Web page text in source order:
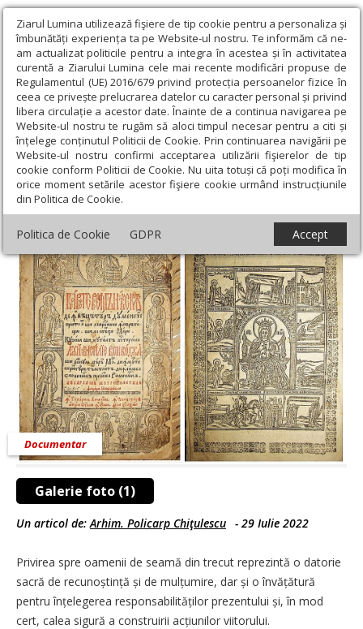
Ziarul Lumina utilizează fişiere de tip cookie pentru a personaliza și
îmbunătăți experiența ta pe Website-ul nostru. Te informăm că ne-
am actualizat politicile pentru a integra în acestea și în activitatea
curentă a Ziarului Lumina cele mai recente modificări propuse de
Regulamentul (UE) 2016/679 privind protecția persoanelor fizice în
ceea ce privește prelucrarea datelor cu caracter personal și privind
libera circulație a acestor date. Înainte de a continua navigarea pe
Website-ul nostru te rugăm să aloci timpul necesar pentru a citi și
înțelege conținutul Politicii de Cookie. Prin continuarea navigării pe
Website-ul nostru confirmi acceptarea utilizării fişierelor de tip
cookie conform Politicii de Cookie. Nu uita totuși că poți modifica în
orice moment setările acestor fişiere cookie urmând instrucțiunile
din Politica de Cookie.
Politica de Cookie GDPR Accept
Ziarul Lumina › Actualitate religioasă › Documentar › Cazania
lui Varlaam, un monument-reper de civilizație românească
Cazania lui Varlaam, un monument-reper
de civilizație românească
Galerie foto (1)
Documentar
Un articol de: Arhim. Policarp Chiţulescu - 29 Iulie 2022
Privirea spre oamenii de seamă din trecut reprezintă o datorie
sacră de recunoștință și de mulțumire, dar și o învățătură
pentru înțelegerea responsabilităților prezentului și, în mod
cert, calea sigură a construirii acțiunilor viitorului.